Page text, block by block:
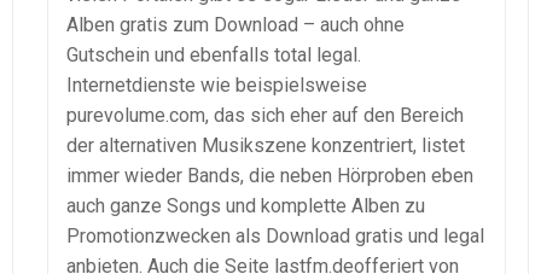
Alben gratis zum Download – auch ohne
Gutschein und ebenfalls total legal.
Internetdienste wie beispielsweise
purevolume.com, das sich eher auf den Bereich
der alternativen Musikszene konzentriert, listet
immer wieder Bands, die neben Hörproben eben
auch ganze Songs und komplette Alben zu
Promotionzwecken als Download gratis und legal
anbieten. Auch die Seite lastfm.deofferiert von